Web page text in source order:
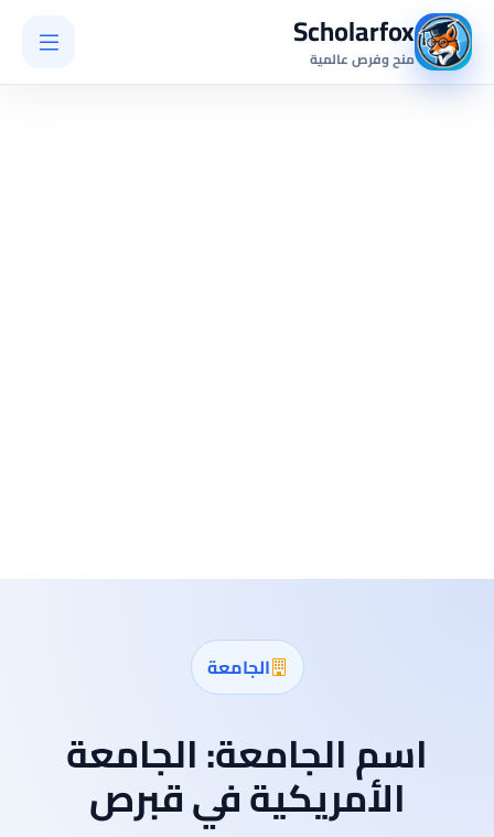
Scholarfox
منح وفرص عالمية
الجامعة
اسم الجامعة:الجامعة
الأمريكية في قبرص